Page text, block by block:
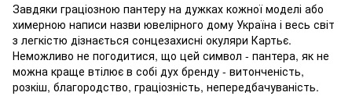
Завдяки граціозною пантеру на дужках кожної моделі або
химерною написи назви ювелірного дому Україна і весь світ
з легкістю дізнається сонцезахисні окуляри Картьє.
Неможливо не погодитися, що цей символ - пантера, як не
можна краще втілює в собі дух бренду - витонченість,
розкіш, благородство, граціозність, непередбачуваність.